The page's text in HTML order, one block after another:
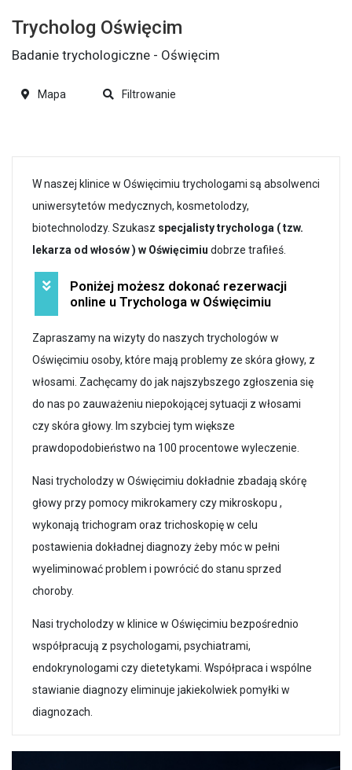
W naszej klinice w Oświęcimiu trychologami są absolwenci
uniwersytetów medycznych, kosmetolodzy,
biotechnolodzy. Szukasz specjalisty trychologa ( tzw.
lekarza od włosów ) w Oświęcimiu dobrze trafiłeś.
Poniżej możesz dokonać rezerwacji
online u Trychologa w Oświęcimiu
Zapraszamy na wizyty do naszych trychologów w
Oświęcimiu osoby, które mają problemy ze skóra głowy, z
włosami. Zachęcamy do jak najszybszego zgłoszenia się
do nas po zauważeniu niepokojącej sytuacji z włosami
czy skóra głowy. Im szybciej tym większe
prawdopodobieństwo na 100 procentowe wyleczenie.
Nasi trycholodzy w Oświęcimiu dokładnie zbadają skórę
głowy przy pomocy mikrokamery czy mikroskopu ,
wykonają trichogram oraz trichoskopię w celu
postawienia dokładnej diagnozy żeby móc w pełni
wyeliminować problem i powrócić do stanu sprzed
choroby.
Nasi trycholodzy w klinice w Oświęcimiu bezpośrednio
współpracują z psychologami, psychiatrami,
endokrynologami czy dietetykami. Współpraca i wspólne
stawianie diagnozy eliminuje jakiekolwiek pomyłki w
diagnozach.
Trycholog Oświęcim
Badanie trychologiczne - Oświęcim
Mapa Filtrowanie